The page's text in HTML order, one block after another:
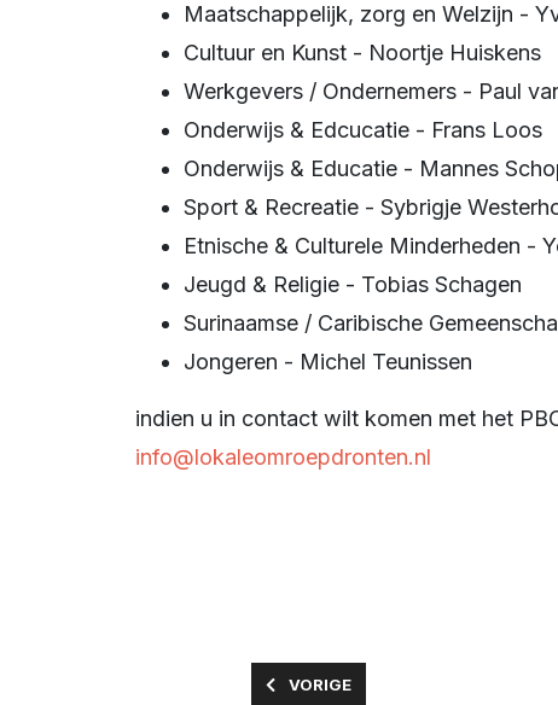
Maatschappelijk, zorg en Welzijn -
Cultuur en Kunst - Noortje Huiskens
Werkgevers / Ondernemers - Paul
Onderwijs & Edcucatie - Frans Loos
Onderwijs & Educatie - Mannes
Sport & Recreatie - Sybrigje
Etnische & Culturele Minderheden -
Jeugd & Religie - Tobias Schagen
Surinaamse / Caribische
Jongeren - Michel Teunissen
indien u in contact wilt komen met het
info@lokaleomroepdronten.nl
VORIG ARTIKEL: ZES IDEEËN ‘HET
VORIGE